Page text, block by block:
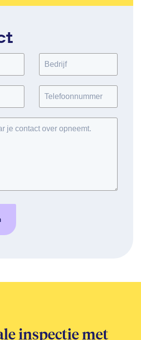
OV-
inspectie met